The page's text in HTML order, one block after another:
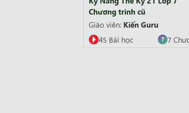
Chương trình cũ
Giáo viên: Kiến Guru
45 Bài học
7